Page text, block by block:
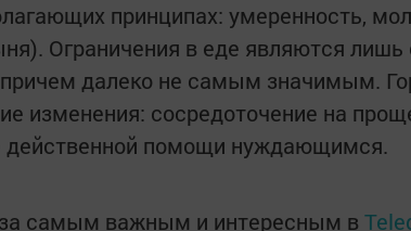
принципах: умеренность,
Ограничения в еде являются
далеко не самым значимым.
изменения: сосредоточение на
действенной помощи нуждающимся.
самым важным и интересным в